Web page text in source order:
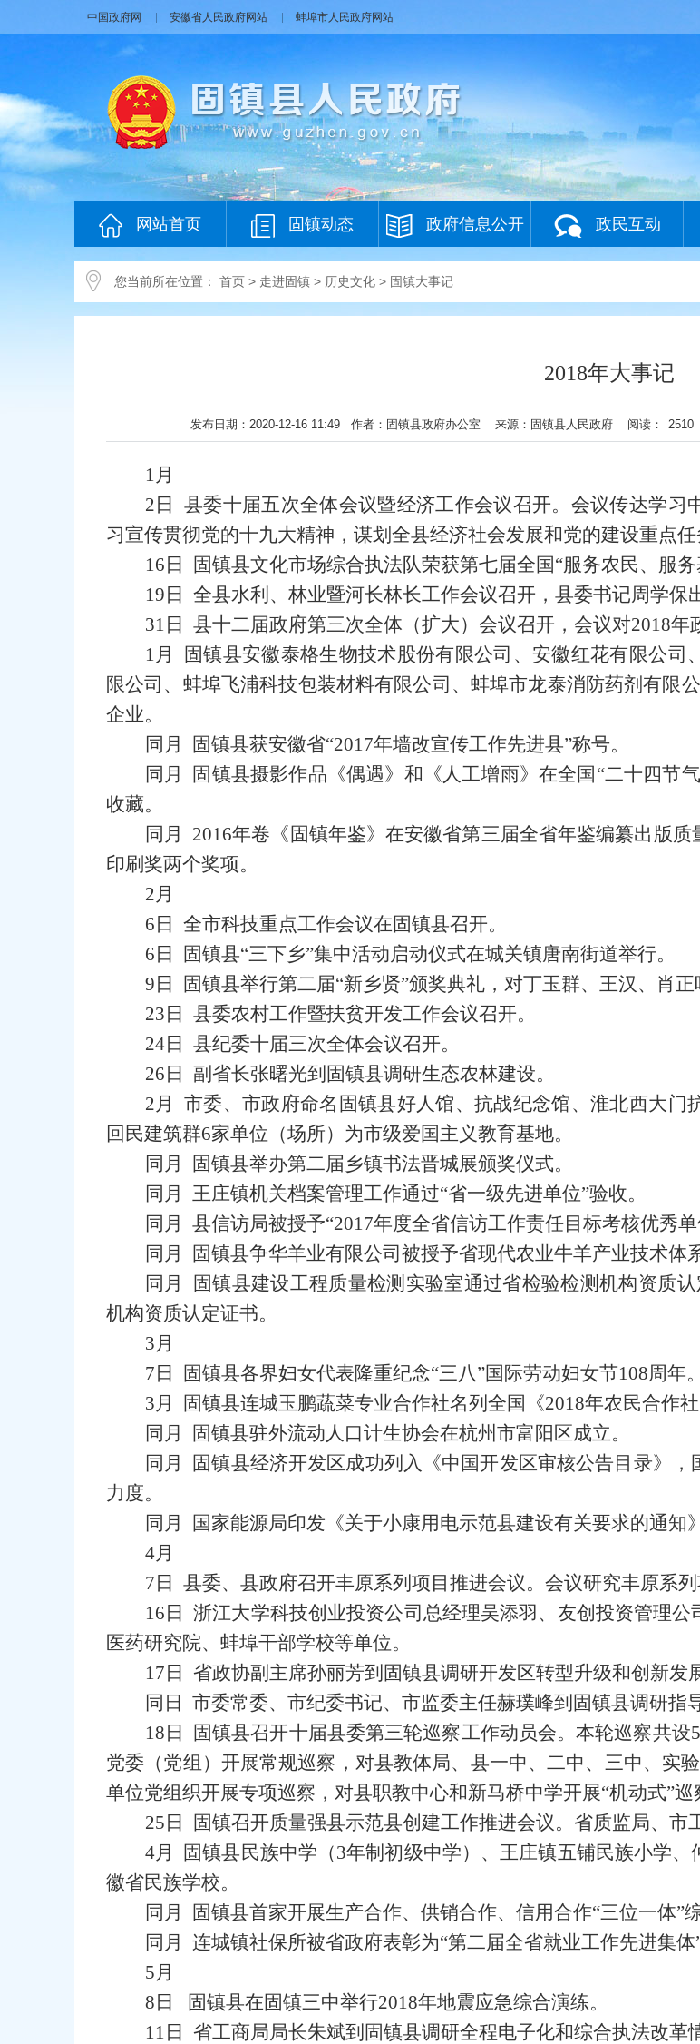
中国政府网 安徽省人民政府网站 蚌埠市人民政府网站
网站首页 固镇动态 政府信息公开 政民互动
您当前所在位置： 首页 > 走进固镇 > 历史文化 > 固镇大事记
2018年大事记
发布日期：2020-12-16 11:49 作者：固镇县政府办公室 来源：固镇县人民政府 阅读： 2510
1月
2日 县委十届五次全体会议暨经济工作会议召开。会议传达学习
习宣传贯彻党的十九大精神，谋划全县经济社会发展和党的建设重点
16日 固镇县文化市场综合执法队荣获第七届全国“服务农民、服务
19日 全县水利、林业暨河长林长工作会议召开，县委书记周学保
31日 县十二届政府第三次全体（扩大）会议召开，会议对2018年
1月 固镇县安徽泰格生物技术股份有限公司、安徽红花有限公
限公司、蚌埠飞浦科技包装材料有限公司、蚌埠市龙泰消防药剂有限
企业。
同月 固镇县获安徽省“2017年墙改宣传工作先进县”称号。
同月 固镇县摄影作品《偶遇》和《人工增雨》在全国“二十四节
收藏。
同月 2016年卷《固镇年鉴》在安徽省第三届全省年鉴编纂出版
印刷奖两个奖项。
2月
6日 全市科技重点工作会议在固镇县召开。
6日 固镇县“三下乡”集中活动启动仪式在城关镇唐南街道举行。
9日 固镇县举行第二届“新乡贤”颁奖典礼，对丁玉群、王汉、肖正
23日 县委农村工作暨扶贫开发工作会议召开。
24日 县纪委十届三次全体会议召开。
26日 副省长张曙光到固镇县调研生态农林建设。
2月 市委、市政府命名固镇县好人馆、抗战纪念馆、淮北西大门
回民建筑群6家单位（场所）为市级爱国主义教育基地。
同月 固镇县举办第二届乡镇书法晋城展颁奖仪式。
同月 王庄镇机关档案管理工作通过“省一级先进单位”验收。
同月 县信访局被授予“2017年度全省信访工作责任目标考核优秀单
同月 固镇县争华羊业有限公司被授予省现代农业牛羊产业技术体
同月 固镇县建设工程质量检测实验室通过省检验检测机构资质
机构资质认定证书。
3月
7日 固镇县各界妇女代表隆重纪念“三八”国际劳动妇女节108周年。
3月 固镇县连城玉鹏蔬菜专业合作社名列全国《2018年农民合作社
同月 固镇县驻外流动人口计生协会在杭州市富阳区成立。
同月 固镇县经济开发区成功列入《中国开发区审核公告目录》
力度。
同月 国家能源局印发《关于小康用电示范县建设有关要求的通知
4月
7日 县委、县政府召开丰原系列项目推进会议。会议研究丰原系列
16日 浙江大学科技创业投资公司总经理吴添羽、友创投资管理
医药研究院、蚌埠干部学校等单位。
17日 省政协副主席孙丽芳到固镇县调研开发区转型升级和创新发
同日 市委常委、市纪委书记、市监委主任赫璞峰到固镇县调研指
18日 固镇县召开十届县委第三轮巡察工作动员会。本轮巡察共
党委（党组）开展常规巡察，对县教体局、县一中、二中、三中、实
单位党组织开展专项巡察，对县职教中心和新马桥中学开展“机动式”巡
25日 固镇召开质量强县示范县创建工作推进会议。省质监局、市
4月 固镇县民族中学（3年制初级中学）、王庄镇五铺民族小学
徽省民族学校。
同月 固镇县首家开展生产合作、供销合作、信用合作“三位一体”
同月 连城镇社保所被省政府表彰为“第二届全省就业工作先进集体”
5月
8日 固镇县在固镇三中举行2018年地震应急综合演练。
11日 省工商局局长朱斌到固镇县调研全程电子化和综合执法改革